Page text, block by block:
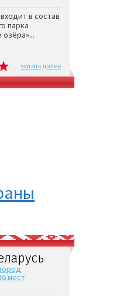
в состав
парка
озёра»...
читать далее
мест